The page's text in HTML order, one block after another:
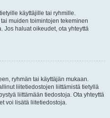
käyttäjille tai ryhmille.
muiden toimintojen tekeminen
Jos haluat oikeudet, ota yhteyttä
ryhmän tai käyttäjän mukaan.
liitetiedostojen liittämistä tietyllä
liittämään tiedostoja. Ota yhteyttä
voi lisätä liitetiedostoja.